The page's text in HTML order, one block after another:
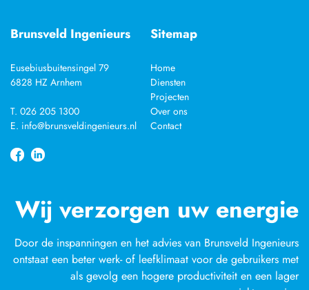
Brunsveld Ingenieurs
Eusebiusbuitensingel 79
6828 HZ Arnhem
T. 026 205 1300
E. info@brunsveldingenieurs.nl
Sitemap
Home
Diensten
Projecten
Over ons
Contact
Wij verzorgen uw energie
Door de inspanningen en het advies van Brunsveld Ingenieurs
ontstaat een beter werk- of leefklimaat voor de gebruikers met
als gevolg een hogere productiviteit en een lager